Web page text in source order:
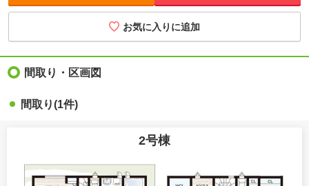
お気に入りに追加
間取り・区画図
間取り(1件)
2号棟